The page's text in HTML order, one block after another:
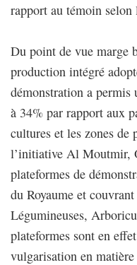
rapport au témoin selon
Du point de vue marge
production intégré
démonstration a
à 34% par rapport aux
cultures et les zones
l’initiative Al Moutmir,
plateformes de
du Royaume et
Légumineuses,
plateformes sont en
vulgarisation en